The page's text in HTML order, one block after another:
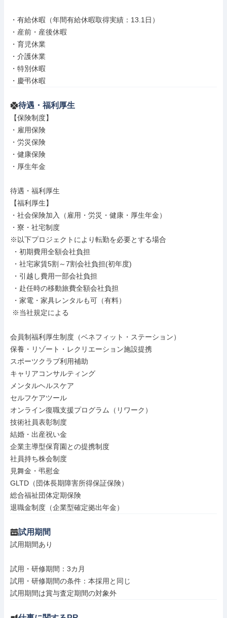
・有給休暇（年間有給休暇取得実績：13.1日）
・産前・産後休暇
・育児休業
・介護休業
・特別休暇
・慶弔休暇
待遇・福利厚生
【保険制度】
・雇用保険
・労災保険
・健康保険
・厚生年金
待遇・福利厚生
【福利厚生】
・社会保険加入（雇用・労災・健康・厚生年金）
・寮・社宅制度
※以下プロジェクトにより転勤を必要とする場合
会員制福利厚生制度（ベネフィット・ステーション）
保養・リゾート・レクリエーション施設提携
スポーツクラブ利用補助
キャリアコンサルティング
メンタルヘルスケア
セルフケアツール
オンライン復職支援プログラム（リワーク）
技術社員表彰制度
結婚・出産祝い金
企業主導型保育園との提携制度
社員持ち株会制度
見舞金・弔慰金
GLTD（団体長期障害所得保証保険）
総合福祉団体定期保険
退職金制度（企業型確定拠出年金）
試用期間
試用期間あり
試用・研修期間：3カ月
試用・研修期間の条件：本採用と同じ